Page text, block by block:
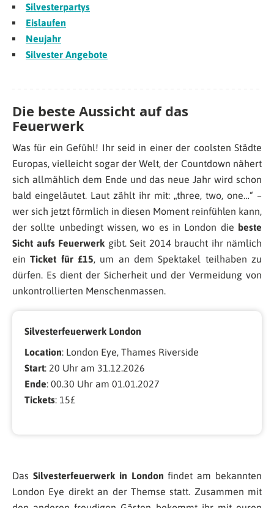
Silvesterpartys
Eislaufen
Neujahr
Silvester Angebote
Die beste Aussicht auf das
Feuerwerk
Was für ein Gefühl! Ihr seid in einer der coolsten Städte
Europas, vielleicht sogar der Welt, der Countdown nähert
sich allmählich dem Ende und das neue Jahr wird schon
bald eingeläutet. Laut zählt ihr mit: „three, two, one…“ –
wer sich jetzt förmlich in diesen Moment reinfühlen kann,
der sollte unbedingt wissen, wo es in London die beste
Sicht aufs Feuerwerk gibt. Seit 2014 braucht ihr nämlich
einTicket für £15, um an dem Spektakel teilhaben zu
dürfen. Es dient der Sicherheit und der Vermeidung von
unkontrollierten Menschenmassen.
Silvesterfeuerwerk London
Location: London Eye, Thames Riverside
Start: 20 Uhr am 31.12.2026
Ende: 00.30 Uhr am 01.01.2027
Tickets: 15£
Das Silvesterfeuerwerk in London findet am bekannten
London Eye direkt an der Themse statt. Zusammen mit